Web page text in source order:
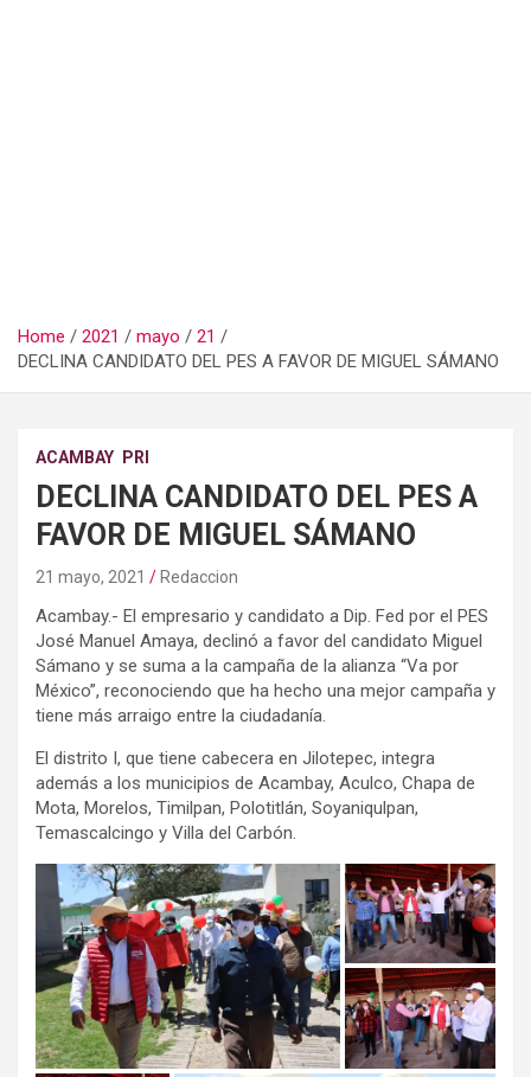
Home 2021 mayo
21
DECLINA CANDIDATO DEL PES A FAVOR DE MIGUEL SÁMANO
ACAMBAY PRI
DECLINA CANDIDATO DEL PES A
FAVOR DE MIGUEL SÁMANO
21 mayo, 2021 Redaccion
Acambay.- El empresario y candidato a Dip. Fed por el PES
José Manuel Amaya, declinó a favor del candidato Miguel
Sámano y se suma a la campaña de la alianza “Va por
México”, reconociendo que ha hecho una mejor campaña y
tiene más arraigo entre la ciudadanía.
El distrito I, que tiene cabecera en Jilotepec, integra
además a los municipios de Acambay, Aculco, Chapa de
Mota, Morelos, Timilpan, Polotitlán, Soyaniqulpan,
Temascalcingo y Villa del Carbón.